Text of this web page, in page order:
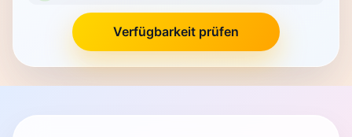
Verfügbarkeit prüfen